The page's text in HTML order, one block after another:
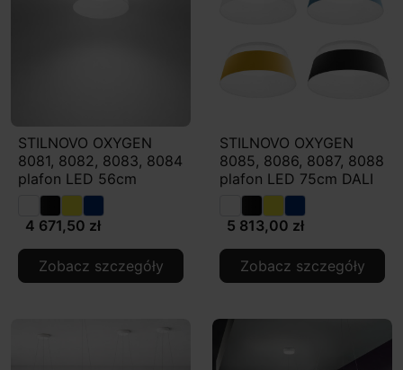
STILNOVO OXYGEN
8081, 8082, 8083, 8084
plafon LED 56cm
4 671,50 zł
Zobacz szczegóły
STILNOVO OXYGEN
8085, 8086, 8087, 8088
plafon LED 75cm DALI
5 813,00 zł
Zobacz szczegóły